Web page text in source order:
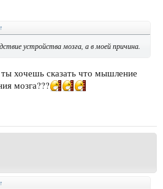
↑
устройства мозга, а в моей причина.
хочешь сказать что мышление
мозга???
↑